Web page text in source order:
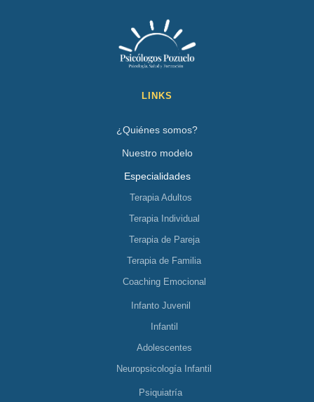
LINKS
¿Quiénes somos?
Nuestro modelo
Especialidades
Terapia Adultos
Terapia Individual
Terapia de Pareja
Terapia de Familia
Coaching Emocional
Infanto Juvenil
Infantil
Adolescentes
Neuropsicología Infantil
Psiquiatría